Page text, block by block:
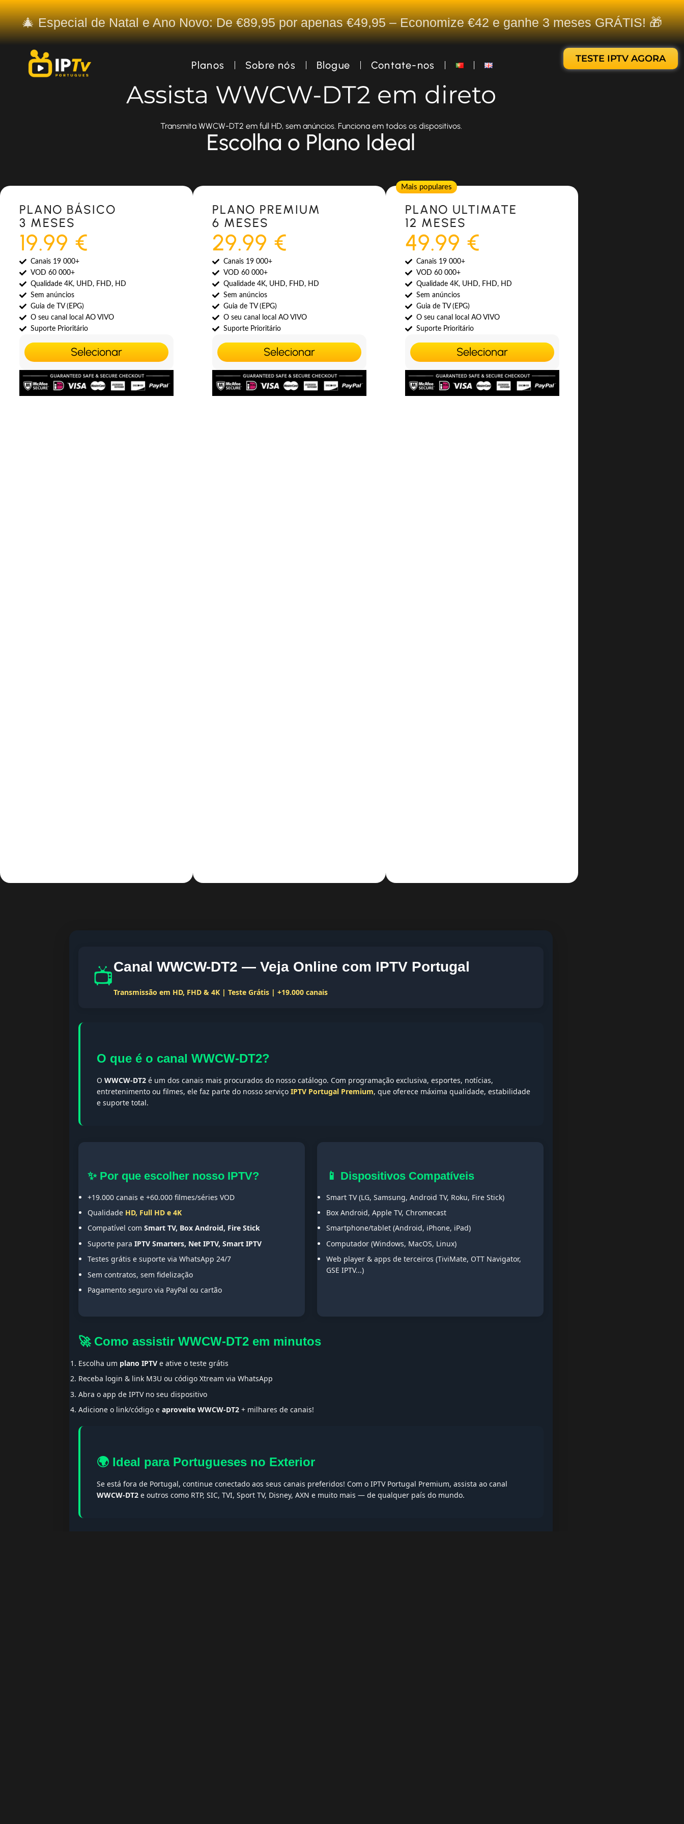
🎄 Especial de Natal e Ano Novo: De €89,95 por apenas €49,95 – Economize €42 e ganhe 3 meses GRÁTIS! 🎁
Planos Sobre nós Blogue Contate-nos
TESTE IPTV AGORA
Assista WWCW-DT2 em direto
Transmita WWCW-DT2 em full HD, sem anúncios. Funciona em todos os dispositivos.
Escolha o Plano Ideal
Most Popular
PLANO BÁSICO
3 MESES
19.99 €
Canais 19 000+
VOD 60 000+
Qualidade 4K, UHD, FHD, HD
Sem anúncios
Guia de TV (EPG)
O seu canal local AO VIVO
Suporte Prioritário
Selecionar
Most Popular
PLANO PREMIUM
6 MESES
29.99 €
Canais 19 000+
VOD 60 000+
Qualidade 4K, UHD, FHD, HD
Sem anúncios
Guia de TV (EPG)
O seu canal local AO VIVO
Suporte Prioritário
Selecionar
Mais populares
PLANO ULTIMATE
12 MESES
49.99 €
Canais 19 000+
VOD 60 000+
Qualidade 4K, UHD, FHD, HD
Sem anúncios
Guia de TV (EPG)
O seu canal local AO VIVO
Suporte Prioritário
Selecionar
📺Canal WWCW-DT2 — Veja Online com IPTV Portugal
Transmissão em HD, FHD & 4K | Teste Grátis | +19.000 canais
O que é o canal WWCW-DT2?
O WWCW-DT2 é um dos canais mais procurados do nosso catálogo. Com programação exclusiva, esportes, notícias,
entretenimento ou filmes, ele faz parte do nosso serviço IPTV Portugal Premium, que oferece máxima qualidade, estabilidade
e suporte total.
✨ Por que escolher nosso IPTV?
+19.000 canais e +60.000 filmes/séries VOD
Qualidade HD, Full HD e 4K
Compatível com Smart TV, Box Android, Fire Stick
Suporte para IPTV Smarters, Net IPTV, Smart IPTV
Testes grátis e suporte via WhatsApp 24/7
Sem contratos, sem fidelização
Pagamento seguro via PayPal ou cartão
📱 Dispositivos Compatíveis
Smart TV (LG, Samsung, Android TV, Roku, Fire Stick)
Box Android, Apple TV, Chromecast
Smartphone/tablet (Android, iPhone, iPad)
Computador (Windows, MacOS, Linux)
Web player & apps de terceiros (TiviMate, OTT Navigator,
GSE IPTV...)
🚀 Como assistir WWCW-DT2 em minutos
Escolha um plano IPTV e ative o teste grátis
Receba login & link M3U ou código Xtream via WhatsApp
Abra o app de IPTV no seu dispositivo
Adicione o link/código e aproveite WWCW-DT2 + milhares de canais!
🌍 Ideal para Portugueses no Exterior
Se está fora de Portugal, continue conectado aos seus canais preferidos! Com o IPTV Portugal Premium, assista ao canal
WWCW-DT2 e outros como RTP, SIC, TVI, Sport TV, Disney, AXN e muito mais — de qualquer país do mundo.